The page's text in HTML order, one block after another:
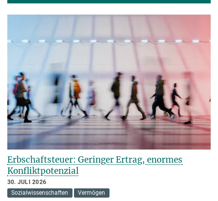
Erbschaftsteuer: Geringer Ertrag, enormes
Konfliktpotenzial
30. JULI 2026
Sozialwissenschaften
Vermögen